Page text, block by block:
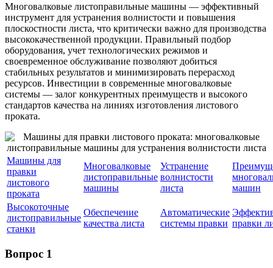
Многовалковые листоправильные машины — эффективный
инструмент для устранения волнистости и повышения
плоскостности листа, что критически важно для производства
высококачественной продукции. Правильный подбор
оборудования, учет технологических режимов и
своевременное обслуживание позволяют добиться
стабильных результатов и минимизировать перерасход
ресурсов. Инвестиции в современные многовалковые
системы — залог конкурентных преимуществ и высокого
стандартов качества на линиях изготовления листового
проката.
Машины для
правки
листового
проката
Многовалковые
листоправильные
машины
Устранение
волнистости
листа
машин
Высокоточные
листоправильные
станки
Обеспечение
качества листа
Автоматические
системы правки правки
Вопрос 1